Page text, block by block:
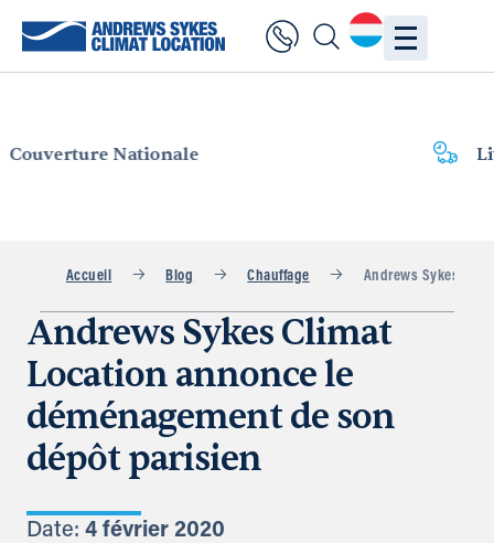
Livraison
Accueil Blog Chauffage Andrews Sykes
Andrews Sykes Climat
Location annonce le
déménagement de son
dépôt parisien
Date: 4 février 2020